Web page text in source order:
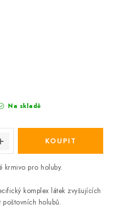
Na skladě
krmivo pro holuby.
komplex látek zvyšujících
poštovních holubů.